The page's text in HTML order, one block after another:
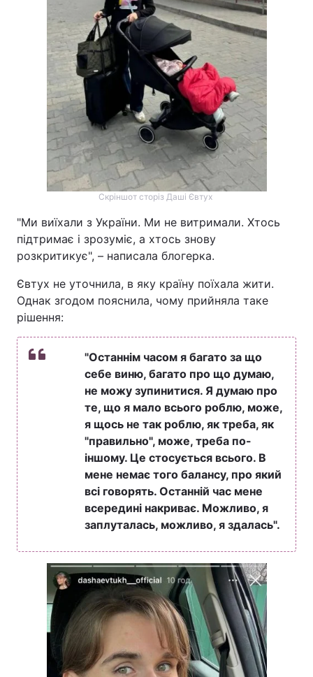
Скріншот сторіз Даші Євтух
"Ми виїхали з України. Ми не витримали. Хтось
підтримає і зрозуміє, а хтось знову
розкритикує", – написала блогерка.
Євтух не уточнила, в яку країну поїхала жити.
Однак згодом пояснила, чому прийняла таке
рішення:
"Останнім часом я багато за що
себе виню, багато про що думаю,
не можу зупинитися. Я думаю про
те, що я мало всього роблю, може,
я щось не так роблю, як треба, як
"правильно", може, треба по-
іншому. Це стосується всього. В
мене немає того балансу, про який
всі говорять. Останній час мене
всередині накриває. Можливо, я
заплуталась, можливо, я здалась".